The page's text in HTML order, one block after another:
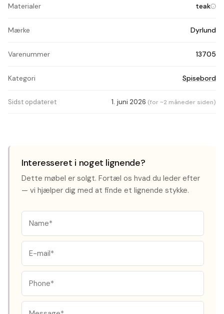
Materialer teak
Mærke Dyrlund
Varenummer 13705
Kategori Spisebord
Sidst opdateret 1. juni 2026 (for ~2 måneder siden)
Interesseret i noget lignende?
Dette møbel er solgt. Fortæl os hvad du leder efter
— vi hjælper dig med at finde et lignende stykke.